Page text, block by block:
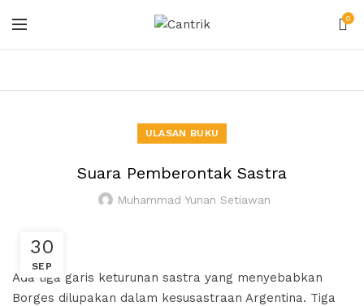
0
ULASAN BUKU
Suara Pemberontak Sastra
Muhammad Yunan Setiawan
30
SEP
Ada tiga garis keturunan sastra yang menyebabkan
Borges dilupakan dalam kesusastraan Argentina. Tiga